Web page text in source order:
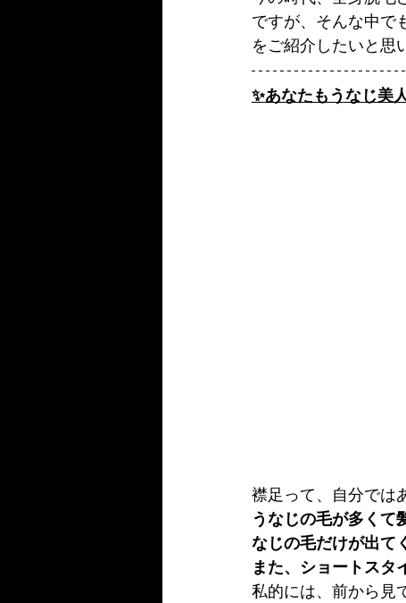
ですが、そんな中で
をご紹介したいと思
✨あなたもうなじ美
襟足って、自分では
うなじの毛が多くて
なじの毛だけが出て
また、ショートスタ
私的には、前から見